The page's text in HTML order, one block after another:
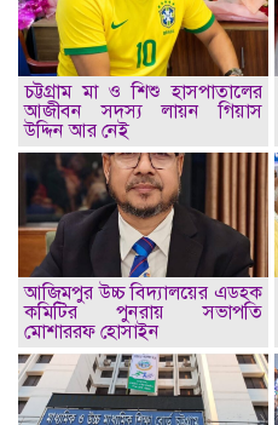
চট্টগ্রাম মা ও শিশু হাসপাতালের
আজীবন সদস্য লায়ন গিয়াস
উদ্দিন আর নেই
আজিমপুর উচ্চ বিদ্যালয়ের এডহক
কমিটির পুনরায় সভাপতি
মোশাররফ হোসাইন